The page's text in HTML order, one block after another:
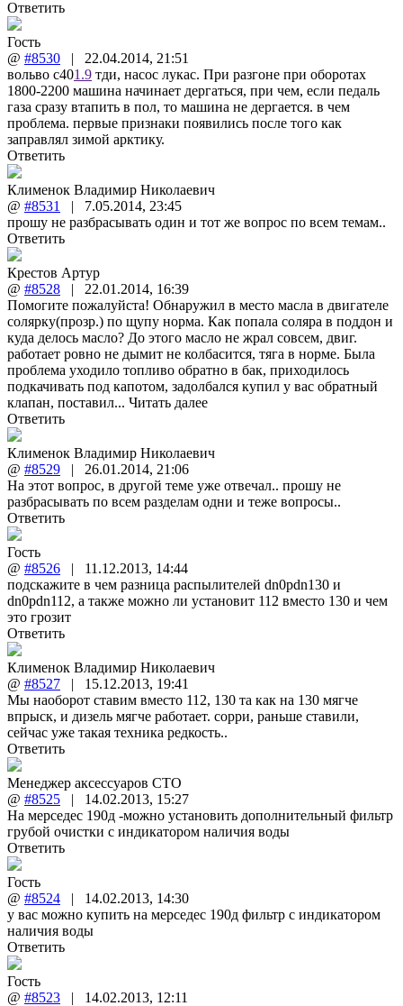
Ответить
Гость
@ #8530 | 22.04.2014, 21:51
вольво с401.9 тди, насос лукас. При разгоне при оборотах
1800-2200 машина начинает дергаться, при чем, если педаль
газа сразу втапить в пол, то машина не дергается. в чем
проблема. первые признаки появились после того как
заправлял зимой арктику.
Ответить
Клименок Владимир Николаевич
@ #8531 | 7.05.2014, 23:45
прошу не разбрасывать один и тот же вопрос по всем темам..
Ответить
Крестов Артур
@ #8528 | 22.01.2014, 16:39
Помогите пожалуйста! Обнаружил в место масла в двигателе
солярку(прозр.) по щупу норма. Как попала соляра в поддон и
куда делось масло? До этого масло не жрал совсем, двиг.
работает ровно не дымит не колбасится, тяга в норме. Была
проблема уходило топливо обратно в бак, приходилось
подкачивать под капотом, задолбался купил у вас обратный
клапан, поставил... Читать далее
Ответить
Клименок Владимир Николаевич
@ #8529 | 26.01.2014, 21:06
На этот вопрос, в другой теме уже отвечал.. прошу не
разбрасывать по всем разделам одни и теже вопросы..
Ответить
Гость
@ #8526 | 11.12.2013, 14:44
подскажите в чем разница распылителей dn0pdn130 и
dn0pdn112, а также можно ли установит 112 вместо 130 и чем
это грозит
Ответить
Клименок Владимир Николаевич
@ #8527 | 15.12.2013, 19:41
Мы наоборот ставим вместо 112, 130 та как на 130 мягче
впрыск, и дизель мягче работает. сорри, раньше ставили,
сейчас уже такая техника редкость..
Ответить
Менеджер аксессуаров СТО
@ #8525 | 14.02.2013, 15:27
На мерседес 190д -можно установить дополнительный фильтр
грубой очистки с индикатором наличия воды
Ответить
Гость
@ #8524 | 14.02.2013, 14:30
у вас можно купить на мерседес 190д фильтр с индикатором
наличия воды
Ответить
Гость
@ #8523 | 14.02.2013, 12:11